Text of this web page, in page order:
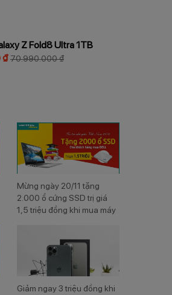
Z Fold8 Ultra 1TB
₫70.990.000 ₫
Mừng ngày 20/11 tặng
2.000 ổ cứng SSD trị giá
1,5 triệu đồng khi mua máy
Giảm ngay 3 triệu đồng khi